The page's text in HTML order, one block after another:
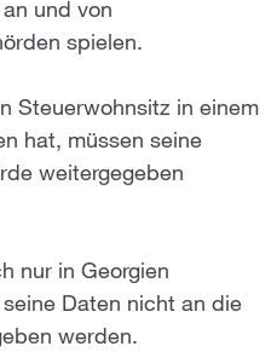
und von
spielen.
Steuerwohnsitz in einem
hat, müssen seine
weitergegeben
nur in Georgien
Daten nicht an die
werden.